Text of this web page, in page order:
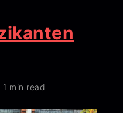
1 min read